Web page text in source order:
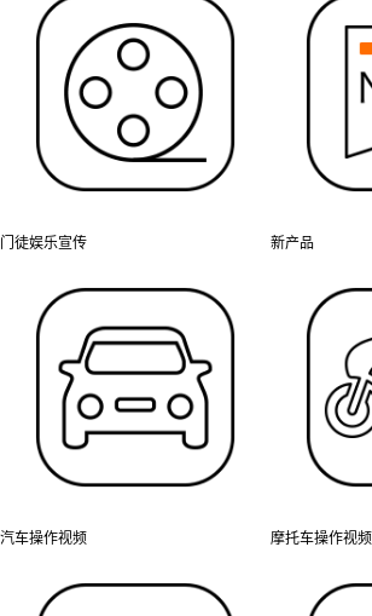
门徒娱乐宣传 新产品
汽车操作视频 摩托车操作视频